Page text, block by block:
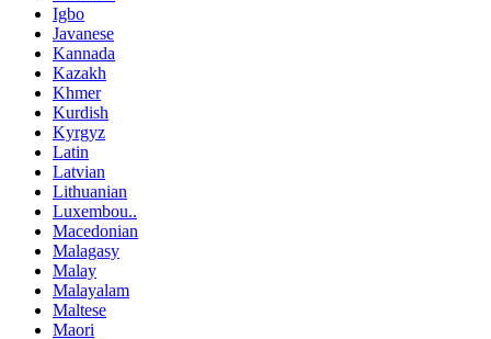
Igbo
Javanese
Kannada
Kazakh
Khmer
Kurdish
Kyrgyz
Latin
Latvian
Lithuanian
Luxembou..
Macedonian
Malagasy
Malay
Malayalam
Maltese
Maori